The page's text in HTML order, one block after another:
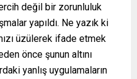
değil bir zorunluluk
yapıldı. Ne yazık ki
üzülerek ifade etmek
önce şunun altını
yanlış uygulamaların